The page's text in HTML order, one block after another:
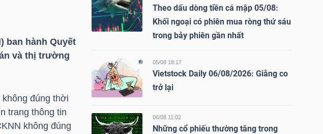
ban hành Quyết
và thị trường
đúng thời
trang thông tin
không đúng
Theo dấu dòng tiền cá mập 05/08:
Khối ngoại có phiên mua ròng thứ sáu
trong bảy phiên gần nhất
05/08 18:17
Vietstock Daily 06/08/2026: Giằng co
trở lại
06/08 11:02
Những cổ phiếu thường tăng trong